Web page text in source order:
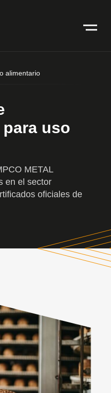
alimentario
uso
METAL
en el sector
oficiales de